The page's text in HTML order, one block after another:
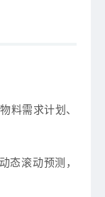
料需求计划、
态滚动预测，